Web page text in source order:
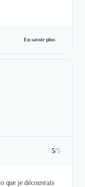
En savoir plus
5/5
que je découvrais